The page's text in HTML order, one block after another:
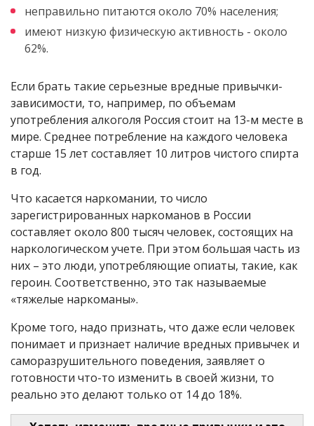
неправильно питаются около 70% населения;
имеют низкую физическую активность - около
62%.
Если брать такие серьезные вредные привычки-
зависимости, то, например, по объемам
употребления алкоголя Россия стоит на 13-м месте в
мире. Среднее потребление на каждого человека
старше 15 лет составляет 10 литров чистого спирта
в год.
Что касается наркомании, то число
зарегистрированных наркоманов в России
составляет около 800 тысяч человек, состоящих на
наркологическом учете. При этом большая часть из
них – это люди, употребляющие опиаты, такие, как
героин. Соответственно, это так называемые
«тяжелые наркоманы».
Кроме того, надо признать, что даже если человек
понимает и признает наличие вредных привычек и
саморазрушительного поведения, заявляет о
готовности что-то изменить в своей жизни, то
реально это делают только от 14 до 18%.